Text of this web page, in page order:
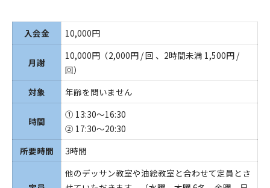
入会金 10,000円
月謝
10,000円（2,000円 / 回 、2時間未満 1,500円 /
回）
対象
年齢を問いません
時間
① 13:30〜16:30
② 17:30〜20:30
所要時間
3時間
他のデッサン教室や油絵教室と合わせて定員とさ